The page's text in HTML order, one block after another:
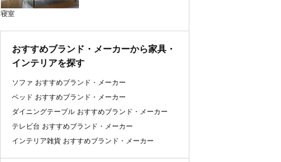
寝室
おすすめブランド・メーカーから家具・
インテリアを探す
ソファ おすすめブランド・メーカー
ベッド おすすめブランド・メーカー
ダイニングテーブル おすすめブランド・メーカー
テレビ台 おすすめブランド・メーカー
インテリア雑貨 おすすめブランド・メーカー